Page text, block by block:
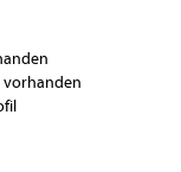
vorhanden